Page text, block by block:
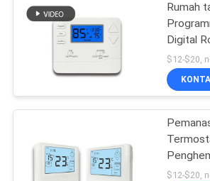
Ruang boiler
termostat
Rumah
Digital
Sistem
Layar
$12-$20,